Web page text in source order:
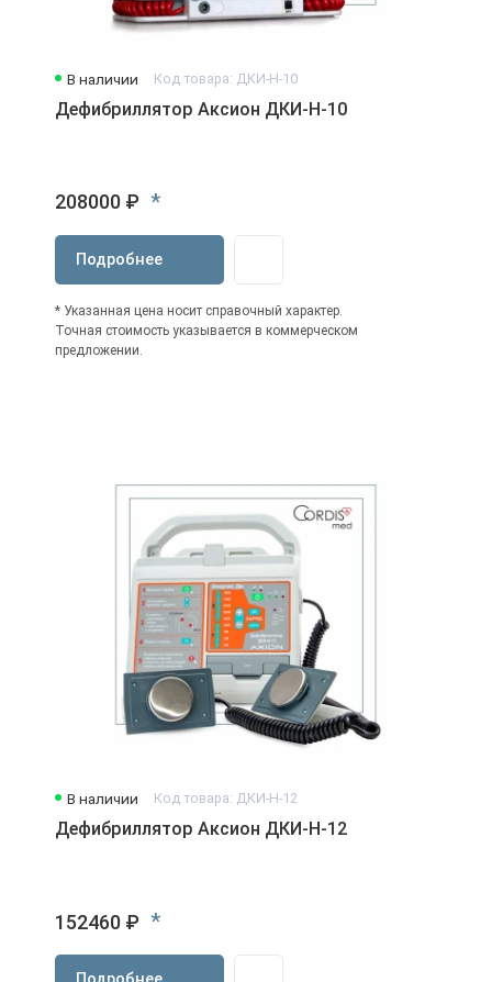
В наличии Код товара: ДКИ-Н-10
Дефибриллятор Аксион ДКИ-Н-10
208000 ₽ *
Подробнее
* Указанная цена носит справочный характер.
Точная стоимость указывается в коммерческом
предложении.
В наличии Код товара: ДКИ-Н-12
Дефибриллятор Аксион ДКИ-Н-12
152460 ₽ *